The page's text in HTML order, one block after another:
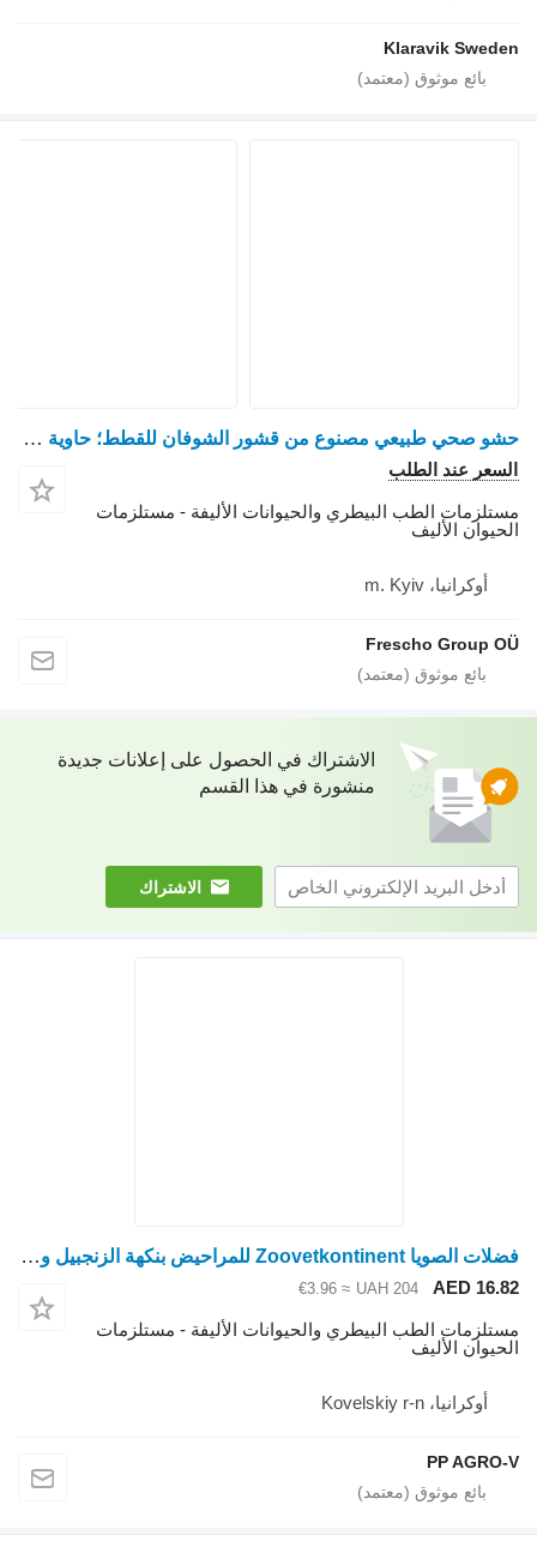
Klaravik
حشو صحي طبيعي مصنوع من قشور الشوفان للقطط؛ حاوية 3 كجم / 5 كجم / 1000.00 كجم
عند الطلب
الطب البيطري والحيوانات الأليفة - مستلزمات
الأليف
أوكرانيا، m. Kyiv
Frescho Group
الاشتراك في الحصول على إعلانات جديدة
منشورة في هذا القسم
الاشتراك
فضلات الصويا Zoovetkontinent للمراحيض بنكهة الزنجبيل والتوفو والنعناع
AED
UAH 204
≈ €3.96
الطب البيطري والحيوانات الأليفة - مستلزمات
الأليف
أوكرانيا، Kovelskiy r-n
PP